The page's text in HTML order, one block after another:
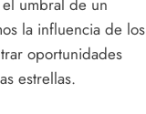
umbral de un
la influencia de los
oportunidades
estrellas.